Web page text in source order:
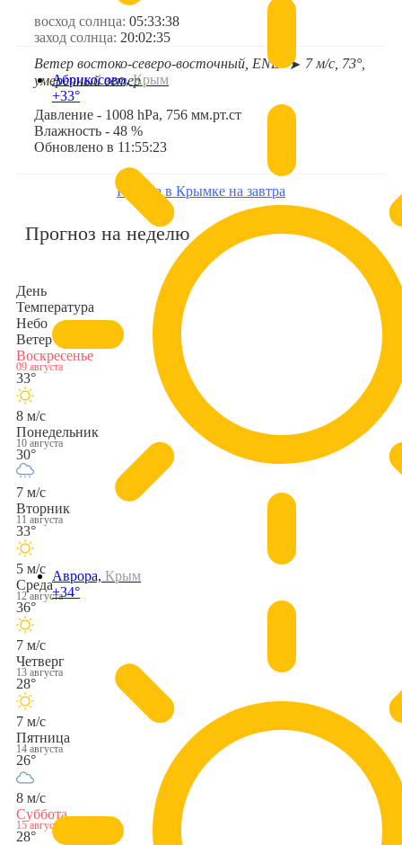
Абрикосово,Крым
+33°
Аврора, Крым
+34°
восход солнца: 05:33:38
заход солнца: 20:02:35
Ветер востоко-северо-восточный, ENE
➤ 7 м/с, 73°,
умеренный ветер
Давление - 1008 hPa, 756 мм.рт.ст
Влажность - 48 %
Обновлено в 11:55:23
Погода в Крымке на завтра
Прогноз на неделю
День
Температура
Небо
Ветер
Воскресенье
09 августа
33°
8 м/с
Понедельник
10 августа
30°
7 м/с
Вторник
11 августа
33°
5 м/с
Среда
12 августа
36°
7 м/с
Четверг
13 августа
28°
7 м/с
Пятница
14 августа
26°
8 м/с
Суббота
15 августа
28°